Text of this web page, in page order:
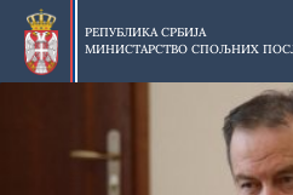
Прескочи
главни
део
РЕПУБЛИКА СРБИЈА
МИНИСТАРСТВО СПОЉНИХ